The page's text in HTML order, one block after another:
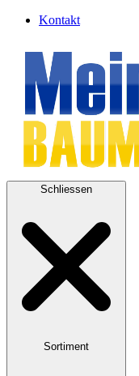
Kontakt
Schliessen
Sortiment